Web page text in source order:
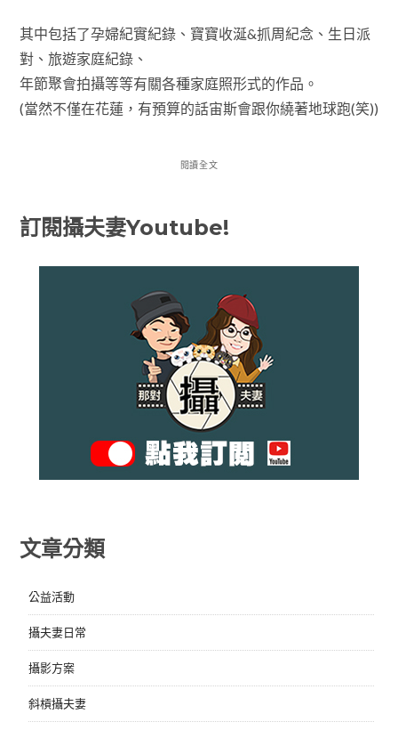
其中包括了孕婦紀實紀錄、寶寶收涎&抓周紀念、生日派
對、旅遊家庭紀錄、
年節聚會拍攝等等有關各種家庭照形式的作品。
(當然不僅在花蓮，有預算的話宙斯會跟你繞著地球跑(笑))
閱讀全文
訂閱攝夫妻Youtube!
文章分類
公益活動
攝夫妻日常
攝影方案
斜槓攝夫妻